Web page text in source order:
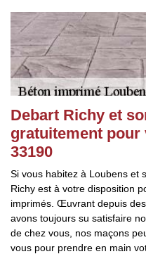
Debart Richy et
gratuitement pour
33190
Si vous habitez à Loubens et
Richy est à votre disposition
imprimés. Œuvrant depuis
avons toujours su satisfaire
de chez vous, nos maçons
vous pour prendre en main